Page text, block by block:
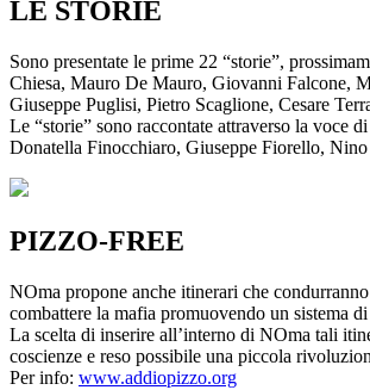
LE STORIE
Sono presentate le prime 22 “storie”,
Chiesa, Mauro De Mauro, Giovanni Falcone,
Giuseppe Puglisi, Pietro Scaglione, Cesare
Le “storie” sono raccontate attraverso la voce
Donatella Finocchiaro, Giuseppe Fiorello,
PIZZO-FREE
NOma propone anche itinerari che
combattere la mafia promuovendo un sistema
La scelta di inserire all’interno di NOma tali
coscienze e reso possibile una piccola
Per info: www.addiopizzo.org